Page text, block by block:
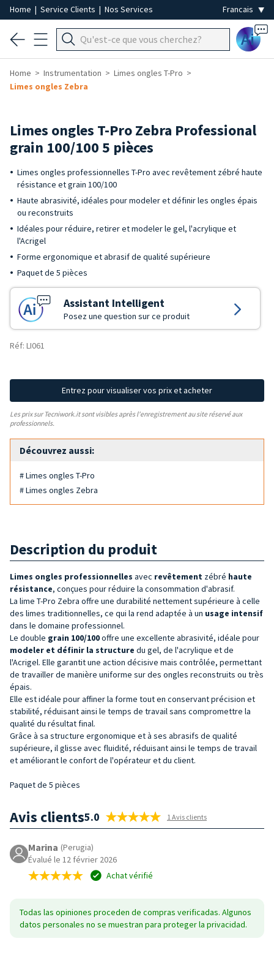
Home | Service Clients | Nos Services
Ai
Home Instrumentation
Limes ongles T-Pro
Limes ongles Zebra
Limes ongles T-Pro Zebra Professional
grain 100/100 5 pièces
Limes ongles professionnelles T-Pro avec revêtement zébré haute
résistance et grain 100/100
Haute abrasivité, idéales pour modeler et définir les ongles épais
ou reconstruits
Idéales pour réduire, retirer et modeler le gel, l'acrylique et
l'Acrigel
Forme ergonomique et abrasif de qualité supérieure
Paquet de 5 pièces
Assistant Intelligent
Posez une question sur ce produit
Réf: LI061
Entrez pour visualiser vos prix et acheter
Les prix sur Tecniwork.it sont visibles après l'enregistrement au site réservé aux
professionnels.
Découvrez aussi:
# Limes ongles T-Pro
# Limes ongles Zebra
Description du produit
Limes ongles professionnelles avec revêtement zébré haute
résistance, conçues pour réduire la consommation d'abrasif.
La lime T-Pro Zebra offre une durabilité nettement supérieure à celle
des limes traditionnelles, ce qui la rend adaptée à un usage intensif
dans le domaine professionnel.
Le double grain 100/100offre une excellente abrasivité, idéale pour
modeler et définir la structure du gel, de l'acrylique et de
l'Acrigel. Elle garantit une action décisive mais contrôlée, permettant
de travailler de manière uniforme sur des ongles reconstruits ou très
épais.
Elle est idéale pour affiner la forme tout en conservant précision et
stabilité, réduisant ainsi le temps de travail sans compromettre la
qualité du résultat final.
Grâce à sa structure ergonomique et à ses abrasifs de qualité
supérieure, il glisse avec fluidité, réduisant ainsi le temps de travail
et améliorant le confort de l'opérateur et du client.
Paquet de 5 pièces
Avis clients5.0 1 Avis clients
Marina (Perugia)
Évalué le 12 février 2026
Achat vérifié
Todas las opiniones proceden de compras verificadas. Algunos
datos personales no se muestran para proteger la privacidad.